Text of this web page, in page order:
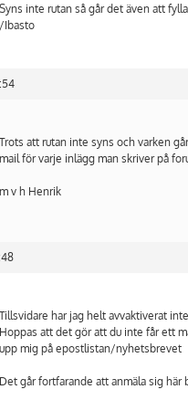
Syns inte rutan så går det även att
/Ibasto
Trots att rutan inte syns och varken
mail för varje inlägg man skriver på
m v h Henrik
Tillsvidare har jag helt avvaktiverat
Hoppas att det gör att du inte får ett
upp mig på epostlistan/nyhetsbrevet
Det går fortfarande att anmäla sig